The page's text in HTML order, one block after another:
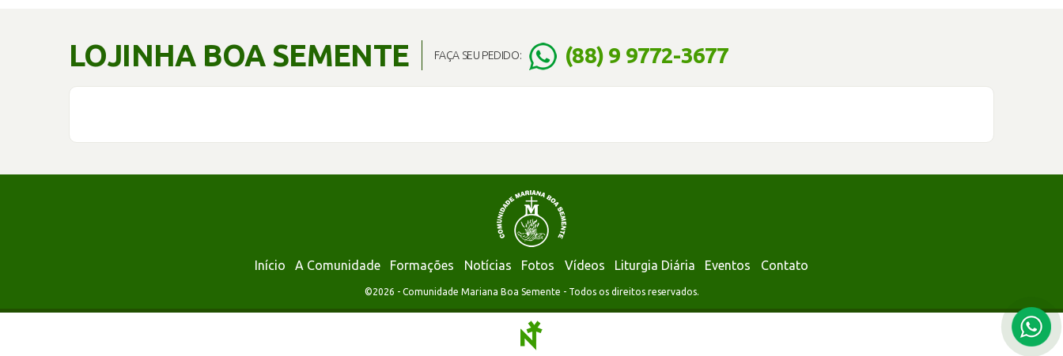
LOJINHA BOA SEMENTE FAÇA SEU PEDIDO: (88) 9 9772-3677
Início A Comunidade Formações Notícias Fotos Vídeos Liturgia Diária Eventos Contato
©2026 - Comunidade Mariana Boa Semente - Todos os direitos reservados.